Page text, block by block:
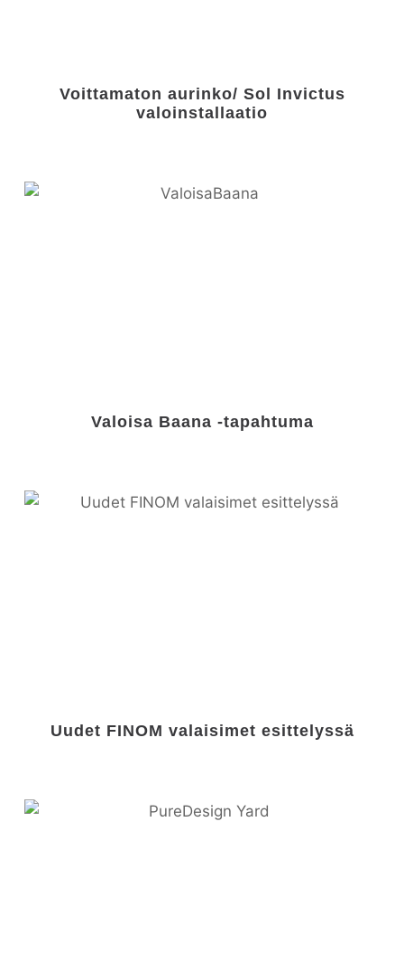
Voittamaton aurinko/ Sol Invictus
valoinstallaatio
Valoisa Baana -tapahtuma
Uudet FINOM valaisimet esittelyssä